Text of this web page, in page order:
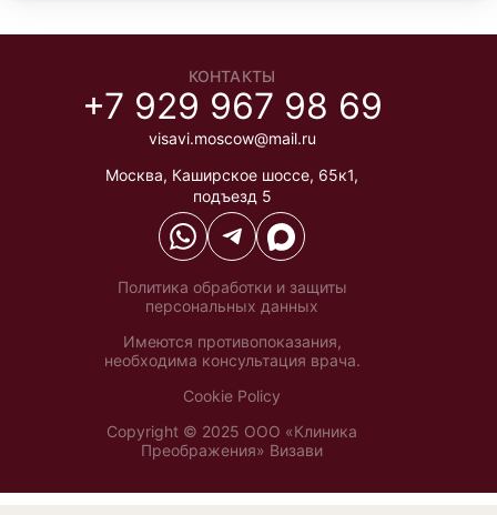
КОНТАКТЫ
+7 929 967 98 69
visavi.moscow@mail.ru
Москва, Каширское шоссе, 65к1,
подъезд 5
Политика обработки и защиты
персональных данных
Имеются противопоказания,
необходима консультация врача.
Cookie Policy
Copyright © 2025 ООО «Клиника
Преображения» Визави